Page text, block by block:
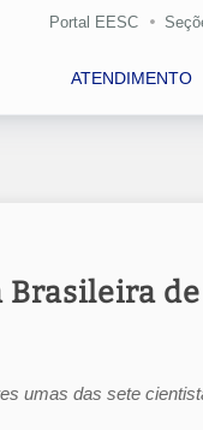
Portal EESC
ATENDIMENTO
umas das sete